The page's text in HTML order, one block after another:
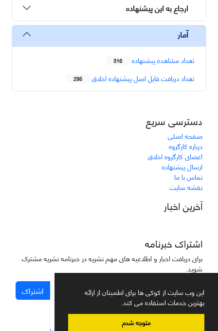
این وب سایت از کوکی ها برای اطمینان از ارائه
بهترین خدمات استفاده می کند.
متوجه شدم
ارجاع به این پیشنهاده
آمار
تعداد مشاهده پیشنهاده 316
تعداد دریافت فایل اصل پیشنهاده اخلاق 295
دسترسی سریع
صفحه اصلی
درباره کارگروه
اعضای کارگروه اخلاق
ارسال پیشنهاده
تماس با ما
نقشه سایت
آخرین اخبار
اشتراک خبرنامه
برای دریافت اخبار و اطلاعیه های مهم نشریه در خبرنامه نشریه مشترک
شوید.
اشتراک